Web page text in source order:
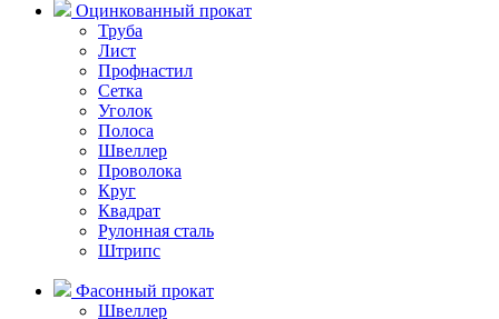
Оцинкованный прокат
Труба
Лист
Профнастил
Сетка
Уголок
Полоса
Швеллер
Проволока
Круг
Квадрат
Рулонная сталь
Штрипс
Фасонный прокат
Швеллер